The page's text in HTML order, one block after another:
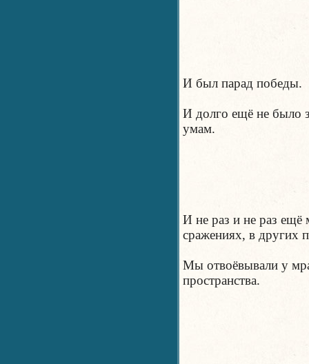
И был парад победы.
И долго ещё не было
умам.
И не раз и не раз ещё
сражениях, в других
Мы отвоёвывали у
пространства.